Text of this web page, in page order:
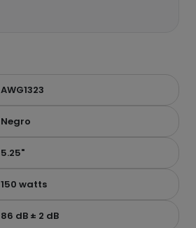
AWG1323
Negro
5.25"
150 watts
86 dB ± 2 dB